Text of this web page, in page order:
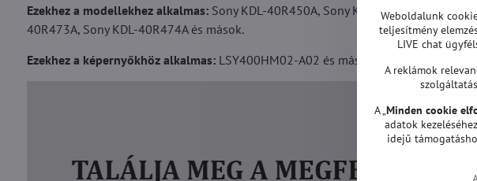
Ezekhez a modellekhez alkalmas:Sony KDL-40R450A, Sony KDL-40R453A, Sony
40R473A, Sony KDL-40R474A és mások.
Ezekhez a képernyőkhöz alkalmas:LSY400HM02-A02 és mások.
Weboldalunk
teljesítmény
LIVE chat
A reklámok
A „ Minden cookie
adatok
idejű